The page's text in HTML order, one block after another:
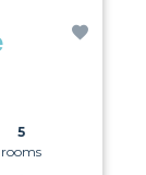
5
rooms